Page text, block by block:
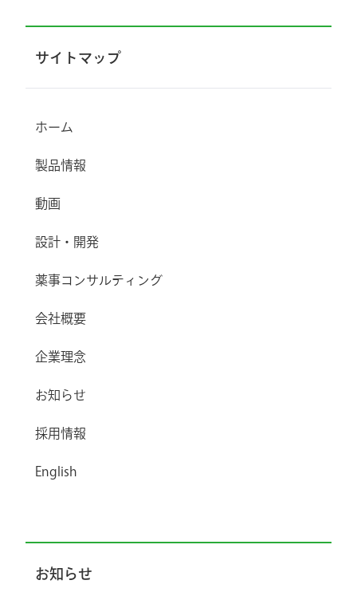
サイトマップ
ホーム
製品情報
動画
設計・開発
薬事コンサルティング
会社概要
企業理念
お知らせ
採用情報
English
お知らせ